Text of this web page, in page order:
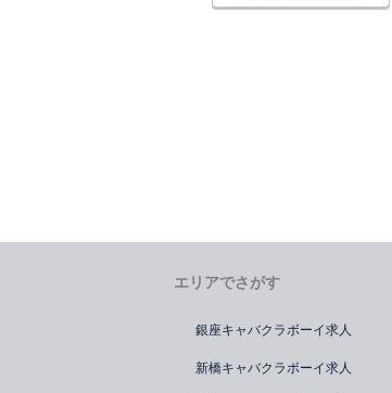
エリアでさがす
銀座キャバクラボーイ求人
新橋キャバクラボーイ求人